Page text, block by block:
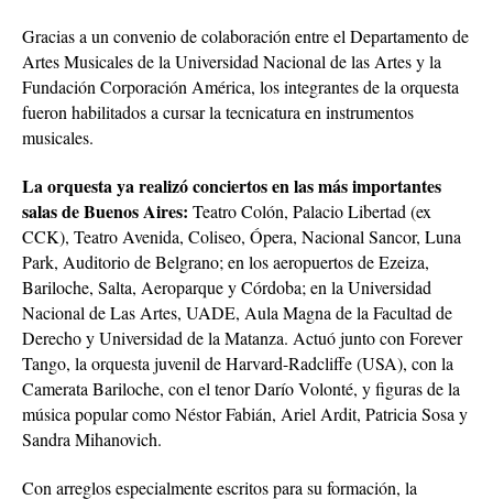
Gracias a un convenio de colaboración entre el Departamento de
Artes Musicales de la Universidad Nacional de las Artes y la
Fundación Corporación América, los integrantes de la orquesta
fueron habilitados a cursar la tecnicatura en instrumentos
musicales.
La orquesta ya realizó conciertos en las más importantes
salas de Buenos Aires: Teatro Colón, Palacio Libertad (ex
CCK), Teatro Avenida, Coliseo, Ópera, Nacional Sancor, Luna
Park, Auditorio de Belgrano; en los aeropuertos de Ezeiza,
Bariloche, Salta, Aeroparque y Córdoba; en la Universidad
Nacional de Las Artes, UADE, Aula Magna de la Facultad de
Derecho y Universidad de la Matanza. Actuó junto con Forever
Tango, la orquesta juvenil de Harvard-Radcliffe (USA), con la
Camerata Bariloche, con el tenor Darío Volonté, y figuras de la
música popular como Néstor Fabián, Ariel Ardit, Patricia Sosa y
Sandra Mihanovich.
Con arreglos especialmente escritos para su formación, la